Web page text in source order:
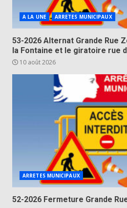
A LA UNE ARRETES MUNICIPAUX
53-2026 Alternat Grande Rue
la Fontaine et le giratoire rue
10 août 2026
ARRETES MUNICIPAUX
52-2026 Fermeture Grande